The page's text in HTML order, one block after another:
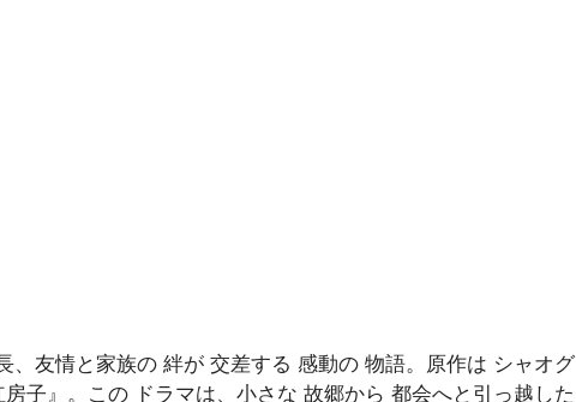
、友情と家族の 絆が 交差する 感動の 物語。原作は シャオグ
子』。この ドラマは、小さな 故郷から 都会へと引っ越した